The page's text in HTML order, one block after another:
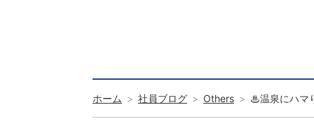
ホーム 社員ブログ Others ♨温泉にハマ